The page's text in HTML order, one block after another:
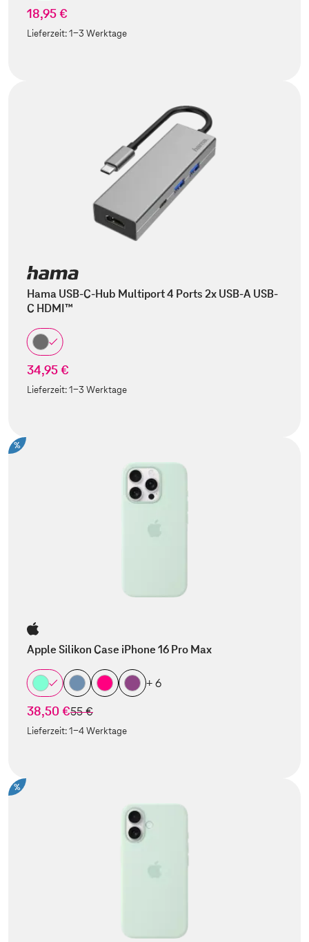
18,95 €
Lieferzeit:1-3 Werktage
Hama USB-C-Hub Multiport 4 Ports 2x USB-A USB-
C HDMI™
34,95 €
Lieferzeit:1-3 Werktage
%
Apple Silikon Case iPhone 16 Pro Max
+ 6
38,50 €statt
55 €
Lieferzeit:1-4 Werktage
%